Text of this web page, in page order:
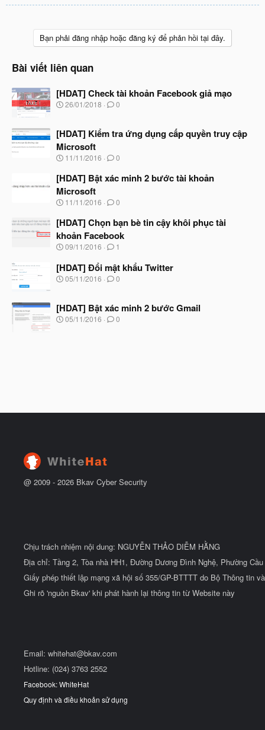
Bạn phải đăng nhập hoặc đăng ký để phản hồi tại đây.
Bài viết liên quan
[HDAT] Check tài khoản Facebook giả mạo
N
y
b
ắ
t
ầ
u
26/01/2018 0
[HDAT] Kiểm tra ứng dụng cấp quyền truy cập
Microsoft
N
à
b
ắ
đ
ầ
u
11/11/2016 0
[HDAT] Bật xác minh 2 bước tài khoản
Microsoft
N
à
b
ắ
đ
ầ
11/11/2016 0
[HDAT] Chọn bạn bè tin cậy khôi phục tài
khoản Facebook
N
à
y
b
t
đ
ầ
09/11/2016 1
[HDAT] Đổi mật khẩu Twitter
N
y
b
ắ
05/11/2016 0
[HDAT] Bật xác minh 2 bước Gmail
N
05/11/2016 0
@ 2009 - 2026 Bkav Cyber Security
Chịu trách nhiệm nội dung: NGUYỄN THẢO DIỄM HẰNG
Địa chỉ: Tầng 2, Tòa nhà HH1, Đường Dương Đình Nghệ, Phường
Giấy phép thiết lập mạng xã hội số 355/GP-BTTTT do Bộ Thông tin
Ghi rõ 'nguồn Bkav' khi phát hành lại thông tin từ Website này
Email: whitehat@bkav.com
Hotline: (024) 3763 2552
Facebook: WhiteHat
Quy định và điều khoản sử dụng